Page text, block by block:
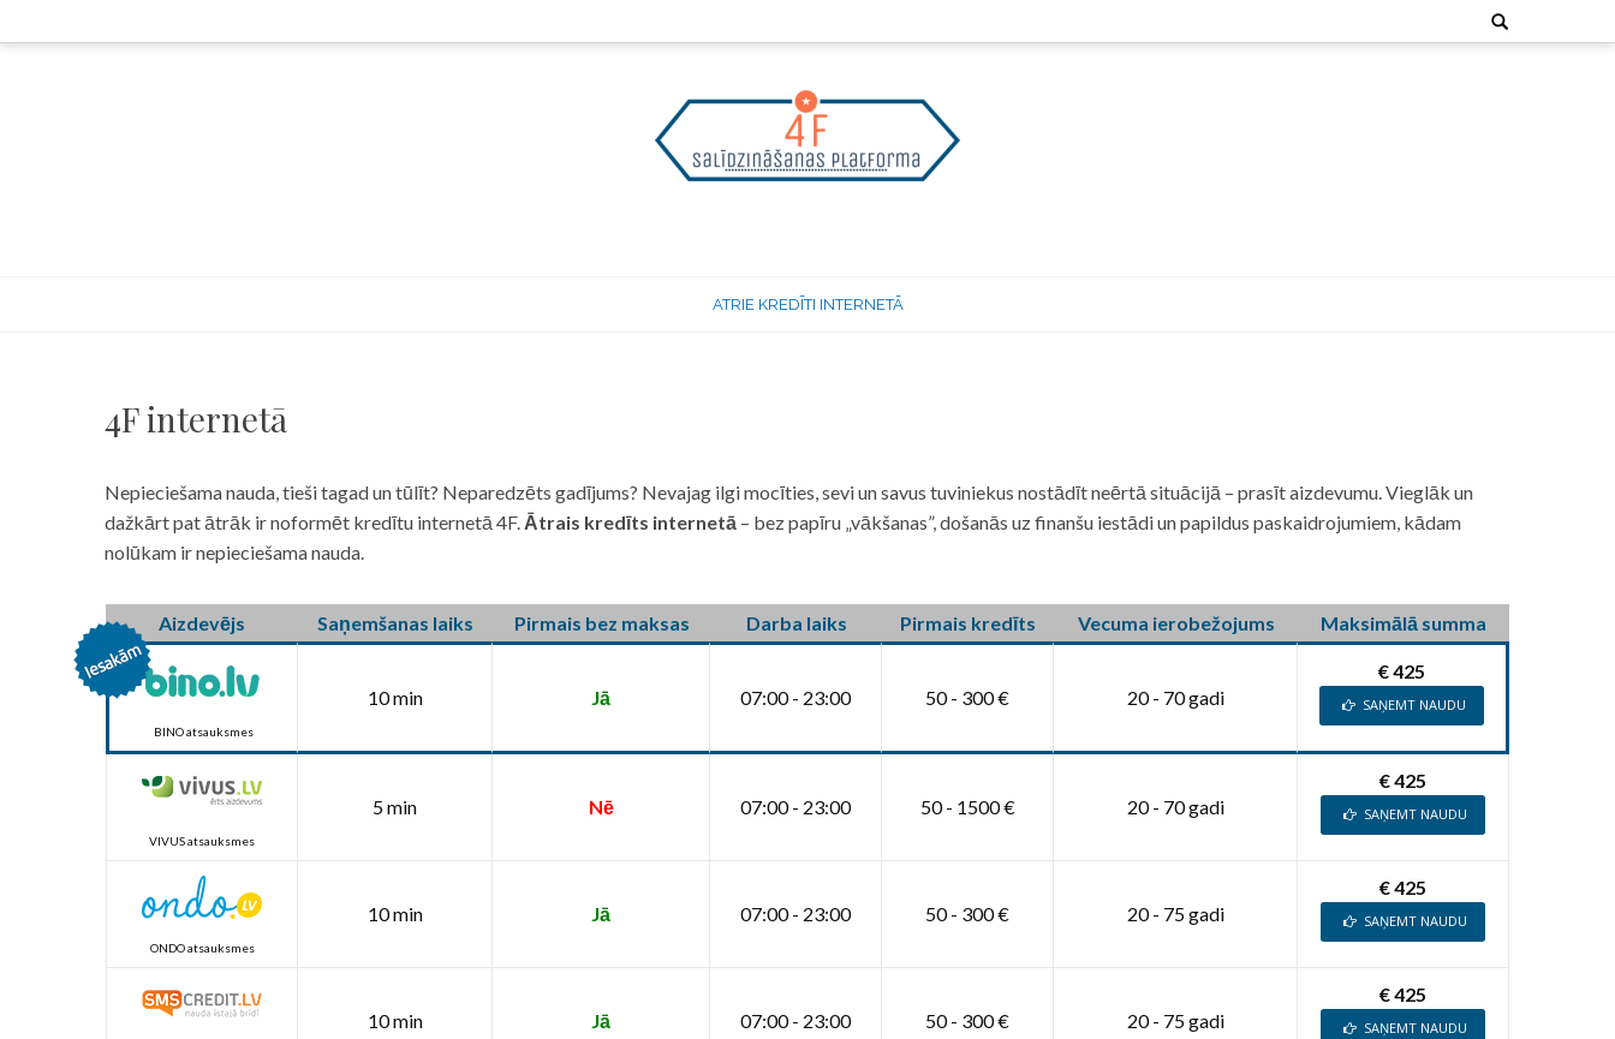
to
Search
for:
ATRIE KREDĪTI INTERNETĀ
4F internetā
Nepieciešama nauda, tieši tagad un tūlīt? Neparedzēts gadījums? Nevajag ilgi mocīties, sevi un savus tuviniekus nostādīt neērtā situācijā – prasīt aizdevumu. Vieglāk un
dažkārt pat ātrāk ir noformēt kredītu internetā 4F. Ātrais kredīts internetā – bez papīru „vākšanas”, došanās uz finanšu iestādi un papildus paskaidrojumiem, kādam
nolūkam ir nepieciešama nauda.
Aizdevējs Saņemšanas laiks Pirmais bez maksas Darba laiks Pirmais kredīts Vecuma ierobežojums Maksimālā summa
BINO atsauksmes
10 min Jā 07:00 - 23:00 50 - 300 € 20 - 70 gadi
€ 425
SAŅEMT NAUDU
VIVUS atsauksmes
5 min Nē 07:00 - 23:00 50 - 1500 € 20 - 70 gadi
€ 425
SAŅEMT NAUDU
ONDO atsauksmes
10 min Jā 07:00 - 23:00 50 - 300 € 20 - 75 gadi
€ 425
SAŅEMT NAUDU
10 min Jā 07:00 - 23:00 50 - 300 € 20 - 75 gadi
€ 425
SAŅEMT NAUDU